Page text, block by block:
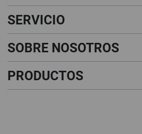
SERVICIO
SOBRE NOSOTROS
PRODUCTOS